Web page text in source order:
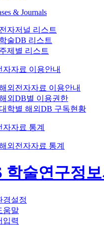
& Journals
전자저널 리스트
학술DB 리스트
주제별 리스트
자자료 이용안내
외전자자료 이용안내
외DB별 이용권한
학별 해외DB 구독현황
자자료 통계
외전자자료 통계
경설정
움말
입력